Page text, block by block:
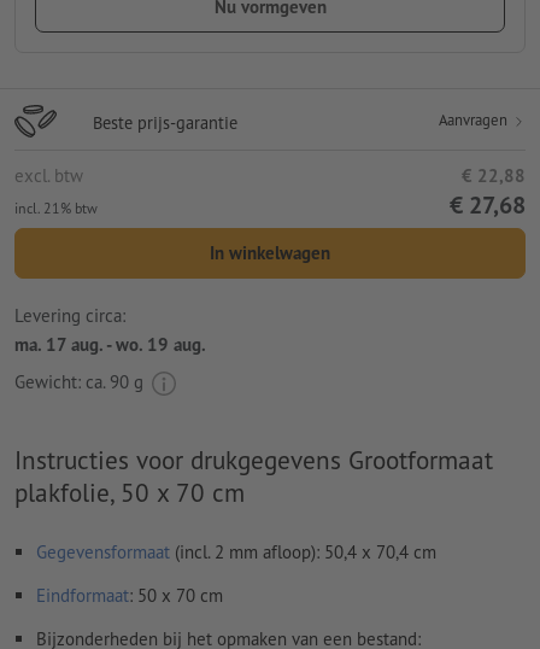
Nu vormgeven
Beste prijs-garantie Aanvragen
excl. btw € 22,88
incl. 21% btw € 27,68
In winkelwagen
Levering circa:
ma. 17 aug. - wo. 19 aug.
Gewicht: ca. 90 g
Instructies voor drukgegevens Grootformaat
plakfolie, 50 x 70 cm
Gegevensformaat (incl. 2 mm afloop): 50,4 x 70,4 cm
Eindformaat: 50 x 70 cm
Bijzonderheden bij het opmaken van een bestand: